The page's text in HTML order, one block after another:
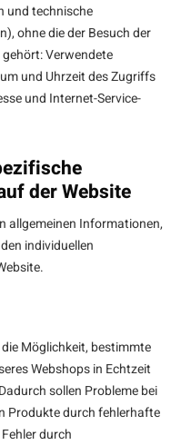
und technische
ohne die der Besuch der
Verwendete
und Uhrzeit des Zugriffs
und Internet-Service-
der Website
allgemeinen Informationen,
individuellen
Möglichkeit, bestimmte
Webshops in Echtzeit
sollen Probleme bei
Produkte durch fehlerhafte
durch